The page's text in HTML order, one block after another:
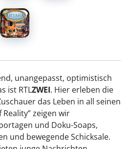
unangepasst, optimistisch
ist RTLZWEI. Hier erleben die
das Leben in all seinen
Reality” zeigen wir
und Doku-Soaps,
und bewegende Schicksale.